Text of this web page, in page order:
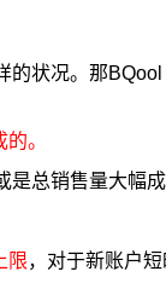
状况。那BQool
。
总销售量大幅
限，对于新账户